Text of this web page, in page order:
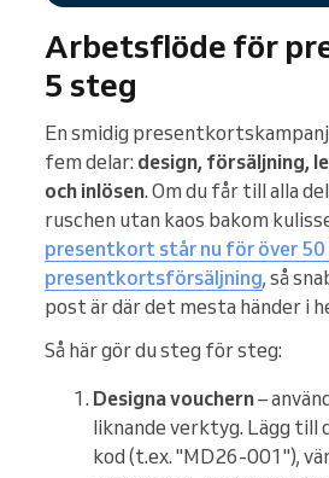
Arbetsflöde för
5 steg
En smidig
fem delar: design, försäljning,
och inlösen. Om du får till alla
ruschen utan kaos bakom
presentkort står nu för över 50
presentkortsförsäljning, så
post är där det mesta händer i
Så här gör du steg för steg:
Designa vouchern–
liknande verktyg. Lägg till
kod (t.ex. "MD26-001"),